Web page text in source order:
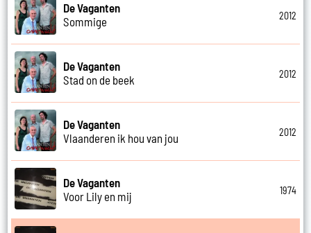
De Vaganten
Sommige
2012
De Vaganten
Stad on de beek
2012
De Vaganten
Vlaanderen ik hou van jou
2012
De Vaganten
Voor Lily en mij
1974